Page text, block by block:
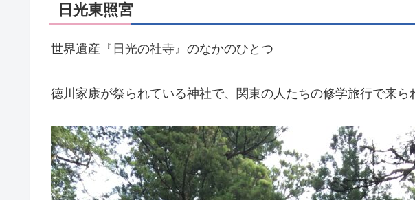
日光東照宮
世界遺産『日光の社寺』のなかのひとつ
徳川家康が祭られている神社で、関東の人たちの修学旅行で来ら